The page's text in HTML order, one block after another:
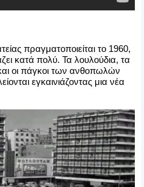
πραγματοποιείται το 1960,
κατά πολύ. Τα λουλούδια, τα
οι πάγκοι των ανθοπωλών
εγκαινιάζοντας μια νέα